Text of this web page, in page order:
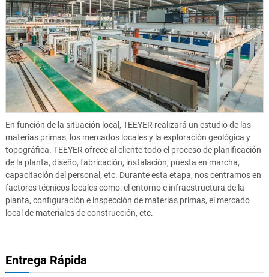
En función de la situación local, TEEYER realizará un estudio de las
materias primas, los mercados locales y la exploración geológica y
topográfica. TEEYER ofrece al cliente todo el proceso de planificación
de la planta, diseño, fabricación, instalación, puesta en marcha,
capacitación del personal, etc. Durante esta etapa, nos centramos en
factores técnicos locales como: el entorno e infraestructura de la
planta, configuración e inspección de materias primas, el mercado
local de materiales de construcción, etc.
Entrega Rápida